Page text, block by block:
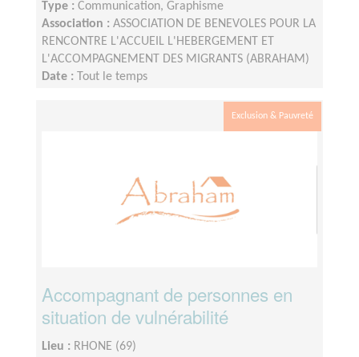
Type : Communication, Graphisme
Association : ASSOCIATION DE BENEVOLES POUR LA
RENCONTRE L'ACCUEIL L'HEBERGEMENT ET
L'ACCOMPAGNEMENT DES MIGRANTS (ABRAHAM)
Date :
Tout le temps
Exclusion & Pauvreté
Accompagnant de personnes en
situation de vulnérabilité
Lieu : RHONE (69)